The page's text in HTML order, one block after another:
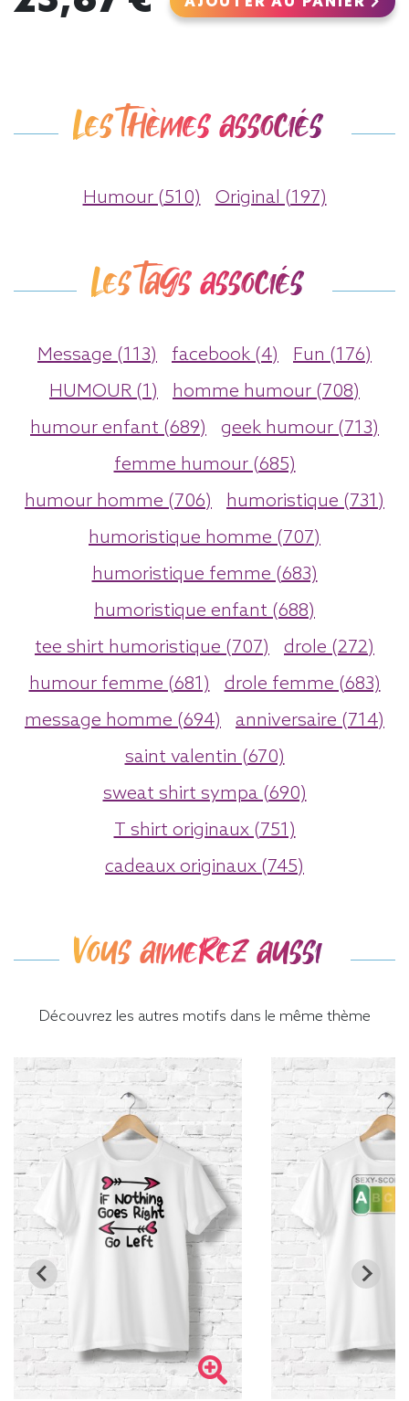
Les thèmes associés
Humour (510) Original (197)
Les tags associés
Message (113) facebook (4)
Fun (176)
HUMOUR (1)
homme humour (708)
humour enfant (689)
geek humour (713)
femme humour (685)
humour homme (706)
humoristique (731)
humoristique homme (707)
humoristique femme (683)
humoristique enfant (688)
tee shirt humoristique (707)
drole (272)
humour femme (681)
drole femme (683)
message homme (694)
anniversaire (714)
saint valentin (670)
sweat shirt sympa (690)
T shirt originaux (751)
cadeaux originaux (745)
Vous aimerez aussi
Découvrez les autres motifs dans le même thème